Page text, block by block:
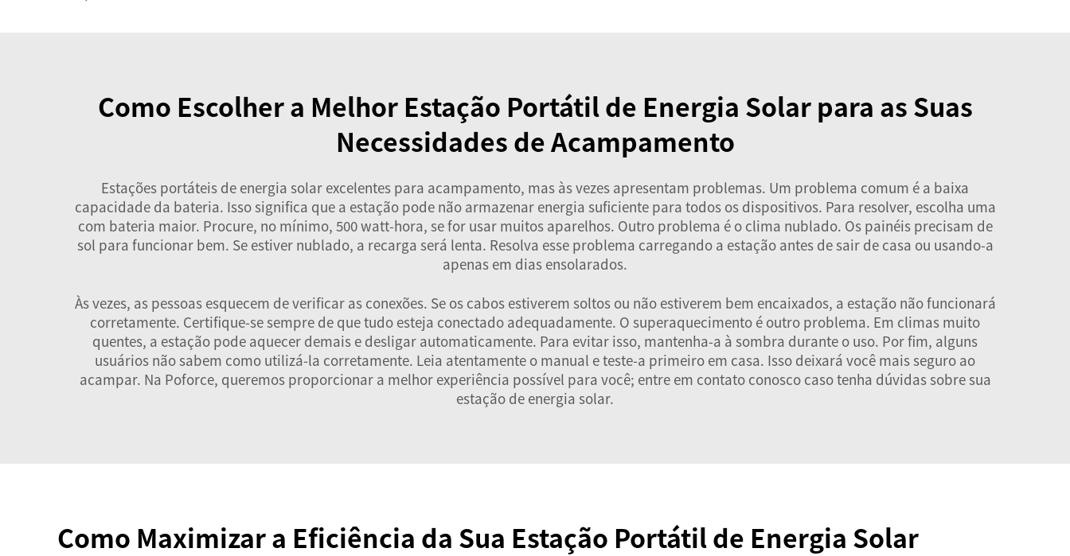
Como Escolher a Melhor Estação Portátil de Energia Solar para as Suas
Necessidades de Acampamento
Estações portáteis de energia solar excelentes para acampamento, mas às vezes apresentam problemas. Um problema comum é a baixa
capacidade da bateria. Isso significa que a estação pode não armazenar energia suficiente para todos os dispositivos. Para resolver, escolha uma
com bateria maior. Procure, no mínimo, 500 watt-hora, se for usar muitos aparelhos. Outro problema é o clima nublado. Os painéis precisam de
sol para funcionar bem. Se estiver nublado, a recarga será lenta. Resolva esse problema carregando a estação antes de sair de casa ou usando-a
apenas em dias ensolarados.
Às vezes, as pessoas esquecem de verificar as conexões. Se os cabos estiverem soltos ou não estiverem bem encaixados, a estação não funcionará
corretamente. Certifique-se sempre de que tudo esteja conectado adequadamente. O superaquecimento é outro problema. Em climas muito
quentes, a estação pode aquecer demais e desligar automaticamente. Para evitar isso, mantenha-a à sombra durante o uso. Por fim, alguns
usuários não sabem como utilizá-la corretamente. Leia atentamente o manual e teste-a primeiro em casa. Isso deixará você mais seguro ao
acampar. Na Poforce, queremos proporcionar a melhor experiência possível para você; entre em contato conosco caso tenha dúvidas sobre sua
estação de energia solar.
Como Maximizar a Eficiência da Sua Estação Portátil de Energia Solar